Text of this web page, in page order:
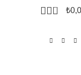
0 ₺